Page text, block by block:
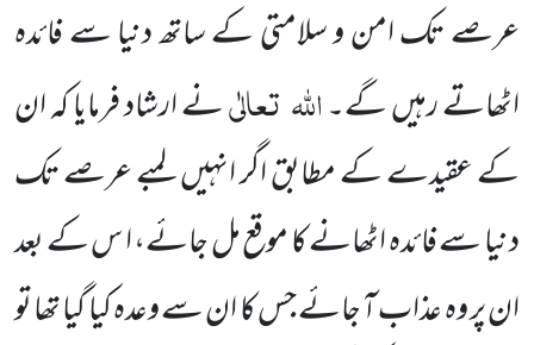
عرصے تک امن و سلامتی کے ساتھ دنیا سے فائدہ
اٹھاتے رہیں گے۔اللہتعالٰینے ارشاد فرمایا کہ ان
کے عقیدے کے مطابق اگر انہیں لمبے عرصے تک
دنیا سے فائدہ اٹھانے کا موقع مل جائے، ا س کے بعد
ان پر وہ عذاب آ جائے جس کا ان سے وعدہ کیا گیا تھا تو